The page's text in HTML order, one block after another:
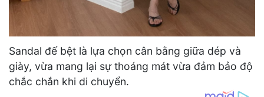
Sandal đế bệt là lựa chọn cân bằng giữa dép và
giày, vừa mang lại sự thoáng mát vừa đảm bảo độ
chắc chắn khi di chuyển.